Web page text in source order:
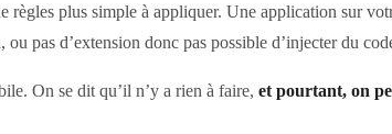
plus simple à appliquer. Une application sur
pas d’extension donc pas possible d’injecter du
On se dit qu’il n’y a rien à faire, et pourtant, on